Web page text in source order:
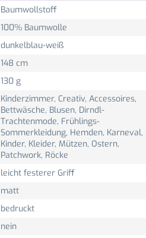
Baumwollstoff
100% Baumwolle
dunkelblau-weiß
148 cm
130 g
Kinderzimmer, Creativ, Accessoires,
Bettwäsche, Blusen, Dirndl-
Trachtenmode, Frühlings-
Sommerkleidung, Hemden, Karneval,
Kinder, Kleider, Mützen, Ostern,
Patchwork, Röcke
leicht festerer Griff
matt
bedruckt
nein